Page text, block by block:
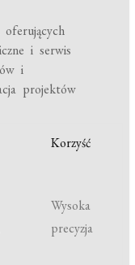
i serwis
i
projektów
Korzyść
Wysoka
precyzja